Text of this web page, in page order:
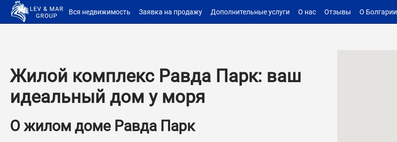
Вся недвижимость Заявка на продажу Дополнительные услуги О нас Отзывы О Болгарии
Жилой комплекс Равда Парк: ваш
идеальный дом у моря
О жилом доме Равда Парк